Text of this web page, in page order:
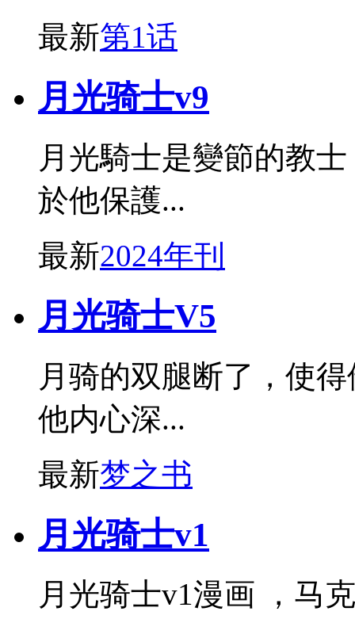
最新第1话
月光骑士v9
月光騎士是變節的教
於他保護...
最新2024年刊
月光骑士V5
月骑的双腿断了，使
他内心深...
最新梦之书
月光骑士v1
月光骑士v1漫画 ，马